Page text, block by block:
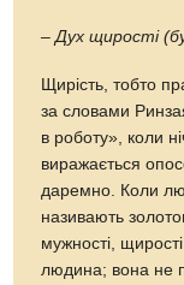
– Дух щирості
Щирість, тобто
за словами
в роботу», коли
виражається
даремно. Коли
називають
мужності,
людина; вона не